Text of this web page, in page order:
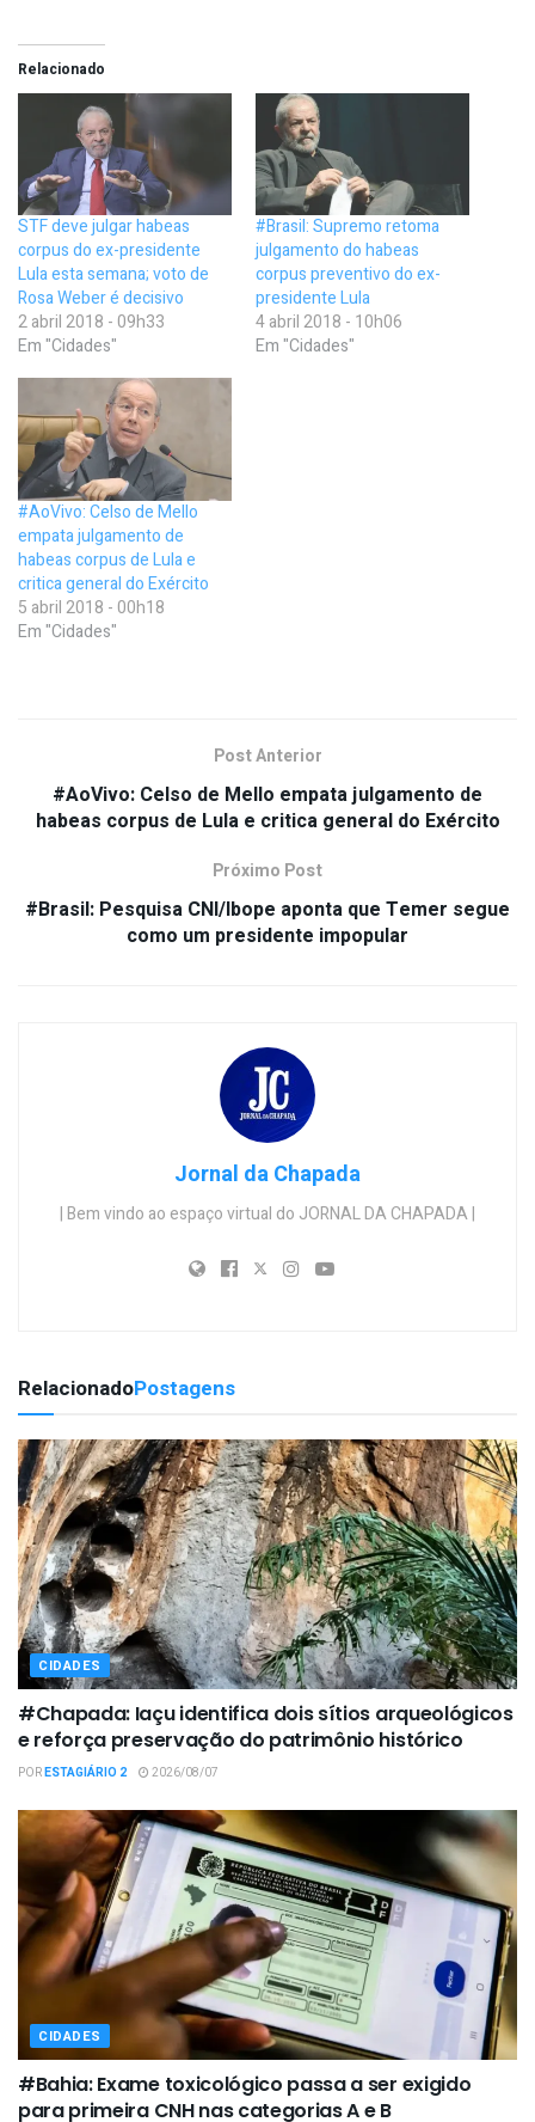
Relacionado
STF deve julgar habeas
corpus do ex-presidente
Lula esta semana; voto de
Rosa Weber é decisivo
2 abril 2018 - 09h33
Em "Cidades"
#Brasil: Supremo retoma
julgamento do habeas
corpus preventivo do ex-
presidente Lula
4 abril 2018 - 10h06
Em "Cidades"
#AoVivo: Celso de Mello
empata julgamento de
habeas corpus de Lula e
critica general do Exército
5 abril 2018 - 00h18
Em "Cidades"
Post Anterior
#AoVivo: Celso de Mello empata julgamento de
habeas corpus de Lula e critica general do Exército
Próximo Post
#Brasil: Pesquisa CNI/Ibope aponta que Temer segue
como um presidente impopular
Jornal da Chapada
| Bem vindo ao espaço virtual do JORNAL DA CHAPADA |
RelacionadoPostagens
CIDADES
#Chapada: Iaçu identifica dois sítios arqueológicos
e reforça preservação do patrimônio histórico
PORESTAGIÁRIO 2 2026/08/07
CIDADES
#Bahia: Exame toxicológico passa a ser exigido
para primeira CNH nas categorias A e B